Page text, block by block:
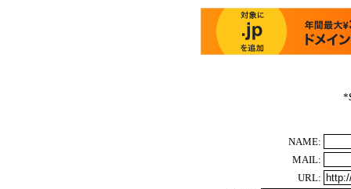
*
NAME:
MAIL:
URL: